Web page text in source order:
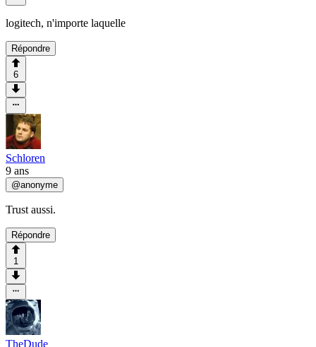
logitech, n'importe laquelle
Répondre
6
Schloren
9 ans
@anonyme
Trust aussi.
Répondre
1
TheDude